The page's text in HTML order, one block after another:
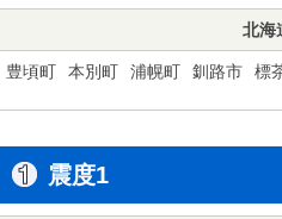
北海
豊頃町 本別町 浦幌町 釧路市 標
震度1